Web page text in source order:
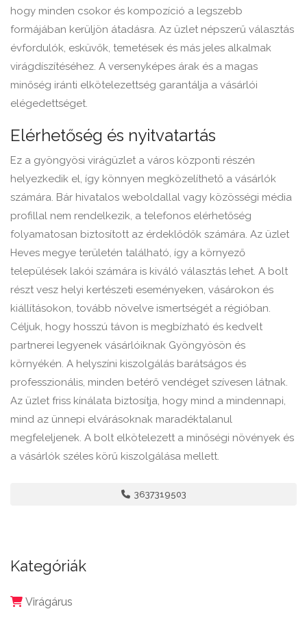
hogy minden csokor és kompozíció a legszebb
formájában kerüljön átadásra. Az üzlet népszerű választás
évfordulók, esküvők, temetések és más jeles alkalmak
virágdíszítéséhez. A versenyképes árak és a magas
minőség iránti elkötelezettség garantálja a vásárlói
elégedettséget.
Elérhetőség és nyitvatartás
Ez a gyöngyösi virágüzlet a város központi részén
helyezkedik el, így könnyen megközelíthető a vásárlók
számára. Bár hivatalos weboldallal vagy közösségi média
profillal nem rendelkezik, a telefonos elérhetőség
folyamatosan biztosított az érdeklődők számára. Az üzlet
Heves megye területén található, így a környező
települések lakói számára is kiváló választás lehet. A bolt
részt vesz helyi kertészeti eseményeken, vásárokon és
kiállításokon, tovább növelve ismertségét a régióban.
Céljuk, hogy hosszú távon is megbízható és kedvelt
partnerei legyenek vásárlóiknak Gyöngyösön és
környékén. A helyszíni kiszolgálás barátságos és
professzionális, minden betérő vendéget szívesen látnak.
Az üzlet friss kínálata biztosítja, hogy mind a mindennapi,
mind az ünnepi elvárásoknak maradéktalanul
megfeleljenek. A bolt elkötelezett a minőségi növények és
a vásárlók széles körű kiszolgálása mellett.
3637319503
Kategóriák
Virágárus